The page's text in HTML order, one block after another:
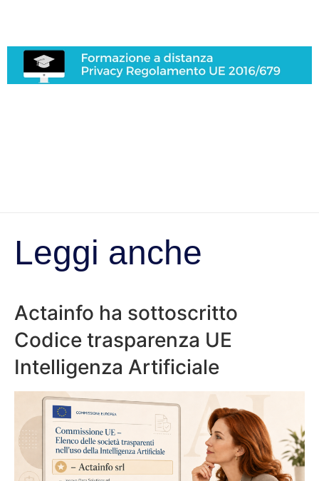
Leggi anche
Actainfo ha sottoscritto
Codice trasparenza UE
Intelligenza Artificiale